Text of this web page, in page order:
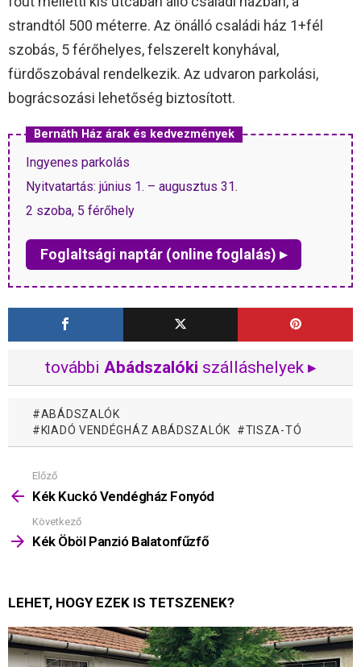
strandtól 500 méterre. Az önálló családi ház 1+fél
szobás, 5 férőhelyes, felszerelt konyhával,
fürdőszobával rendelkezik. Az udvaron parkolási,
bográcsozási lehetőség biztosított.
Bernáth Ház árak és kedvezmények
Ingyenes parkolás
Nyitvatartás: június 1. – augusztus 31.
2 szoba, 5 férőhely
Foglaltsági naptár (online foglalás) ▸
további Abádszalóki szálláshelyek ▸
ABÁDSZALÓK
KIADÓ VENDÉGHÁZ ABÁDSZALÓK
TISZA-TÓ
Mutass
többet
Előző
Kék Kuckó Vendégház Fonyód
Következő
Kék Öböl Panzió Balatonfűzfő
LEHET, HOGY EZEK IS TETSZENEK?